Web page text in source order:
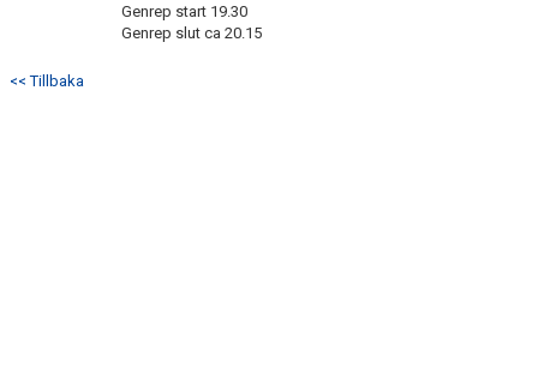
Genrep start 19.30
Genrep slut ca 20.15
<< Tillbaka